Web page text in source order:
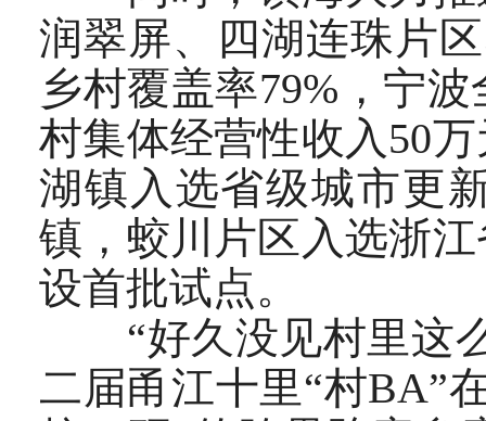
润翠屏、四湖连珠片
乡村覆盖率79%，宁
村集体经营性收入50
湖镇入选省级城市更
镇，蛟川片区入选浙
设首批试点。
“好久没见村里这么
二届甬江十里“村BA”